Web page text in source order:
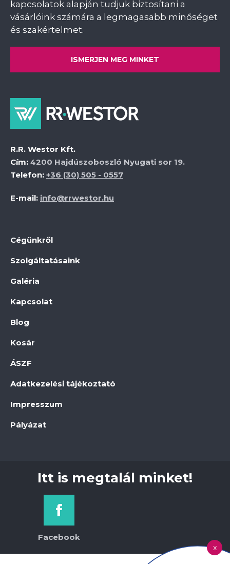
kapcsolatok alapján tudjuk biztosítani a
vásárlóink számára a legmagasabb minőséget
és szakértelmet.
ISMERJEN MEG MINKET
R.R. Westor Kft.
Cím: 4200 Hajdúszoboszló Nyugati sor 19.
Telefon: +36 (30) 505 - 0557
E-mail: info@rrwestor.hu
Cégünkről
Szolgáltatásaink
Galéria
Kapcsolat
Blog
Kosár
ÁSZF
Adatkezelési tájékoztató
Impresszum
Pályázat
Itt is megtalál minket!
Facebook
x